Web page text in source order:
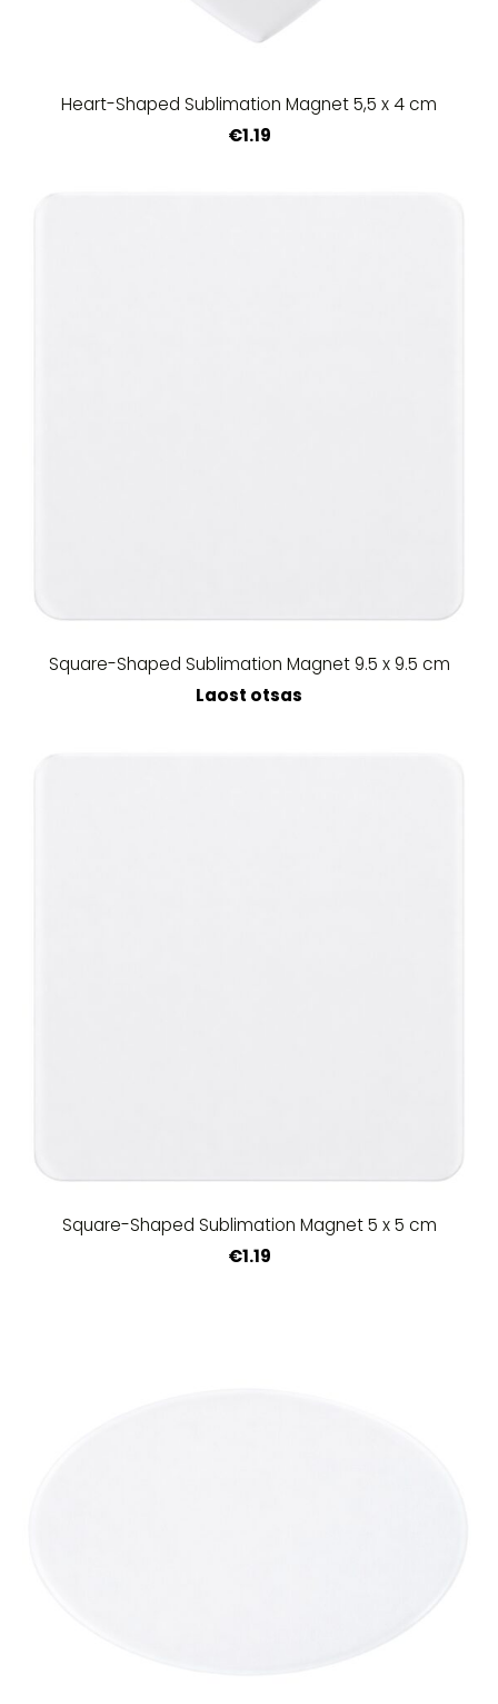
Heart-Shaped Sublimation Magnet 5,5 x 4 cm
€1.19
Square-Shaped Sublimation Magnet 9.5 x 9.5 cm
Laost otsas
Square-Shaped Sublimation Magnet 5 x 5 cm
€1.19